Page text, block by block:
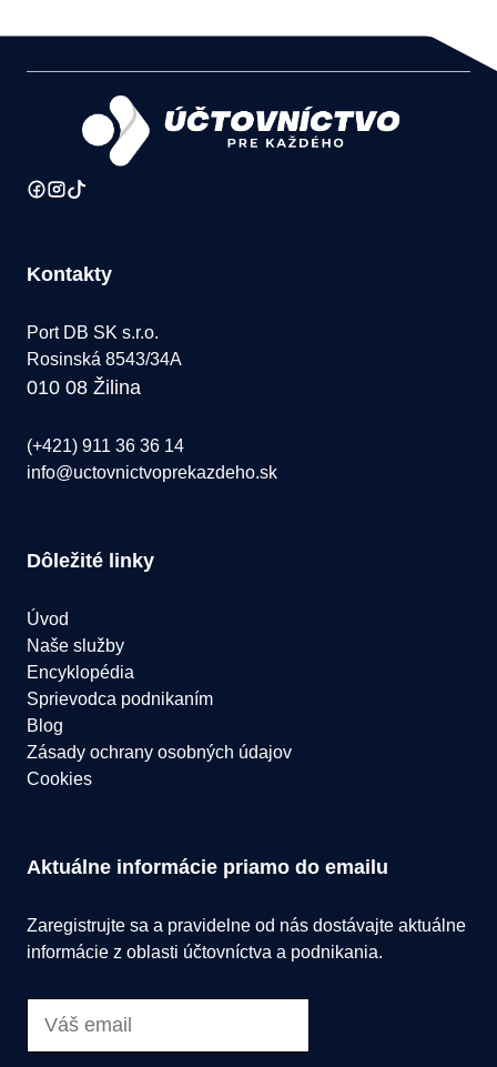
Kontakty
Port DB SK s.r.o.
Rosinská 8543/34A
010 08 Žilina
(+421) 911 36 36 14
info@uctovnictvoprekazdeho.sk
Dôležité linky
Úvod
Naše služby
Encyklopédia
Sprievodca podnikaním
Blog
Zásady ochrany osobných údajov
Cookies
Aktuálne informácie priamo do emailu
Zaregistrujte sa a pravidelne od nás dostávajte aktuálne
informácie z oblasti účtovníctva a podnikania.